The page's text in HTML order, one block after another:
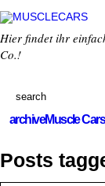
Hier findet ihr
Co.!
archiveMuscle Cars
Posts